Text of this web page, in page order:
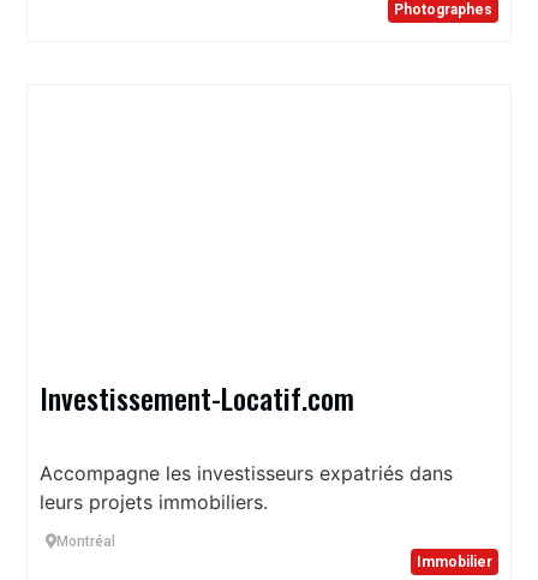
Photographes
Investissement-Locatif.com
Accompagne les investisseurs expatriés dans
leurs projets immobiliers.
Montréal
Immobilier